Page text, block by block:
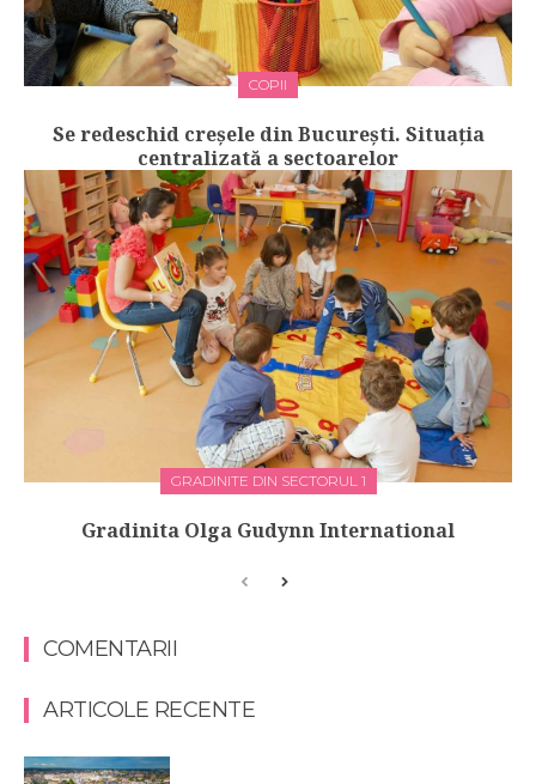
COPII
Se redeschid creșele din București. Situația
centralizată a sectoarelor
GRADINITE DIN SECTORUL 1
Gradinita Olga Gudynn International
COMENTARII
ARTICOLE RECENTE